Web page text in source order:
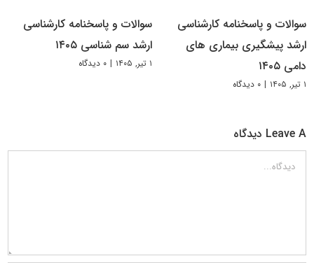
سوالات و پاسخنامه کارشناسی
ارشد پیشگیری بیماری های
دامی ۱۴۰۵
۱ تیر, ۱۴۰۵ | ۰ دیدگاه
سوالات و پاسخنامه کارشناسی
ارشد سم شناسی ۱۴۰۵
۱ تیر, ۱۴۰۵ | ۰ دیدگاه
Leave A دیدگاه
دیدگاه